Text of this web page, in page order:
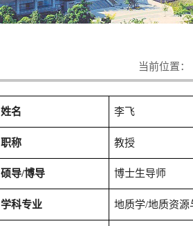
当前位置：
姓名 李飞
职称 教授
硕导/博导 博士生导师
学科专业 地质学/地质资源